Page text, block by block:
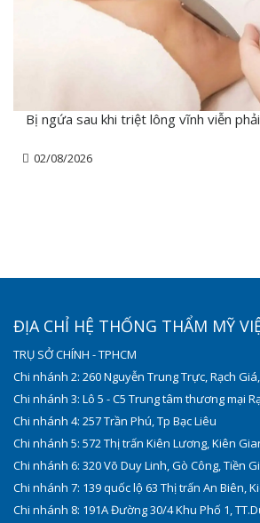
Bị ngứa sau khi triệt lông vĩnh viễn
02/08/2026
ĐỊA CHỈ HỆ THỐNG THẨM MỸ
TRỤ SỞ CHÍNH - TPHCM
Chi nhánh 2: 260 Nguyễn Trung Trực, Rạch
Chi nhánh 3: Lô 5 - C5 Trung tâm thương mại
Chi nhánh 4: 257 Trần Phú, Tp Bạc Liêu
Chi nhánh 5: 572 Thị trấn Kiên Lương, Kiên
Chi nhánh 6: 320 Võ Duy Linh, Gò Công, Tiền
Chi nhánh 7: 139 quốc lộ 63 Thị trấn An Biên,
Chi nhánh 8: 191A Đường 30/4 Khu Phố 1,